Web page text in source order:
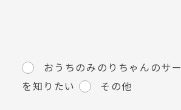
おうちのみのりちゃんのサ
を知りたい
その他